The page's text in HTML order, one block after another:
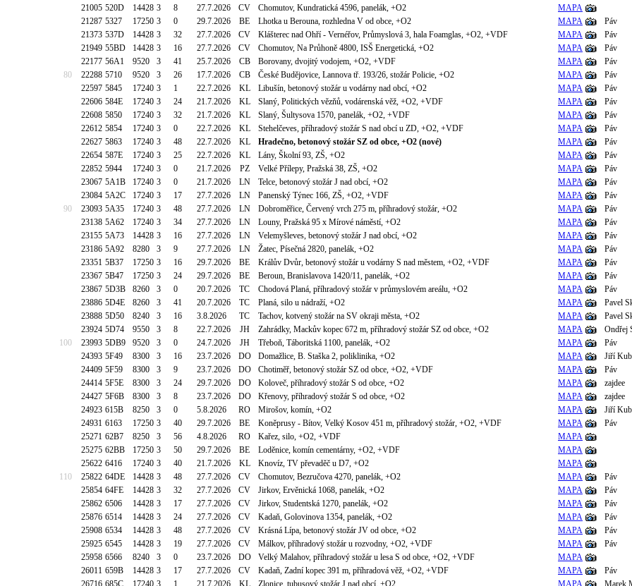
21005 520D 14428 3 8 27.7.2026 CV Chomutov, Kundratická 4596, panelák, +O2
MAPA
21287 5327 17250 3 0 29.7.2026 BE Lhotka u Berouna, rozhledna V od obce, +O2 MAPA
Páv
21373 537D 14428 3 32 27.7.2026 CV Klášterec nad Ohří - Vernéřov, Průmyslová 3, hala Foamglas, +O2, +VDF MAPA
Páv
21949 55BD 14428 3 16 27.7.2026 CV Chomutov, Na Průhoně 4800, ISŠ Energetická, +O2 MAPA
Páv
22177 56A1 9520 3 41 25.7.2026 CB Borovany, dvojitý vodojem, +O2, +VDF MAPA
Páv
80
22288 5710 9520 3 26 17.7.2026 CB České Budějovice, Lannova tř. 193/26, stožár Policie, +O2 MAPA
Páv
22597 5845 17240 3 1 22.7.2026 KL Libušín, betonový stožár u vodárny nad obcí, +O2 MAPA
Páv
22606 584E 17240 3 24 21.7.2026 KL Slaný, Politických vězňů, vodárenská věž, +O2, +VDF MAPA
Páv
22608 5850 17240 3 32 21.7.2026 KL Slaný, Šultysova 1570, panelák, +O2, +VDF MAPA
Páv
22612 5854 17240 3 0 22.7.2026 KL Stehelčeves, příhradový stožár S nad obcí u ZD, +O2, +VDF MAPA
Páv
22627 5863 17240 3 48 22.7.2026 KL Hradečno, betonový stožár SZ od obce, +O2 (nové) MAPA
Páv
22654 587E 17240 3 25 22.7.2026 KL Lány, Školní 93, ZŠ, +O2 MAPA
Páv
22852 5944 17240 3 0 21.7.2026 PZ Velké Přílepy, Pražská 38, ZŠ, +O2 MAPA
Páv
23067 5A1B 17240 3 0 21.7.2026 LN Telce, betonový stožár J nad obcí, +O2 MAPA
Páv
23084 5A2C 17240 3 17 27.7.2026 LN Panenský Týnec 166, ZŠ, +O2, +VDF MAPA
Páv
90
23093 5A35 17240 3 48 27.7.2026 LN Dobroměřice, Červený vrch 275 m, příhradový stožár, +O2 MAPA
Páv
23138 5A62 17240 3 34 27.7.2026 LN Louny, Pražská 95 x Mírové náměstí, +O2 MAPA
Páv
23155 5A73 14428 3 16 27.7.2026 LN Velemyšleves, betonový stožár J nad obcí, +O2 MAPA
Páv
23186 5A92 8280 3 9 27.7.2026 LN Žatec, Písečná 2820, panelák, +O2 MAPA
Páv
23351 5B37 17250 3 16 29.7.2026 BE Králův Dvůr, betonový stožár u vodárny S nad městem, +O2, +VDF MAPA
Páv
23367 5B47 17250 3 24 29.7.2026 BE Beroun, Branislavova 1420/11, panelák, +O2 MAPA
Páv
23867 5D3B 8260 3 0 20.7.2026 TC Chodová Planá, příhradový stožár v průmyslovém areálu, +O2 MAPA
Páv
23886 5D4E 8260 3 41 20.7.2026 TC Planá, silo u nádraží, +O2 MAPA
Pavel
23888 5D50 8240 3 16 3.8.2026 TC Tachov, kotvený stožár na SV okraji města, +O2 MAPA
Pavel
23924 5D74 9550 3 8 22.7.2026 JH Zahrádky, Mackův kopec 672 m, příhradový stožár SZ od obce, +O2 MAPA
Ondřej
100
23993 5DB9 9520 3 0 24.7.2026 JH Třeboň, Táboritská 1100, panelák, +O2 MAPA
Páv
24393 5F49 8300 3 16 23.7.2026 DO Domažlice, B. Staška 2, poliklinika, +O2 MAPA
Jiří
24409 5F59 8300 3 9 23.7.2026 DO Chotiměř, betonový stožár SZ od obce, +O2, +VDF MAPA
Páv
24414 5F5E 8300 3 24 29.7.2026 DO Koloveč, příhradový stožár S od obce, +O2 MAPA
zajdee
24427 5F6B 8300 3 8 23.7.2026 DO Křenovy, příhradový stožár S od obce, +O2 MAPA
zajdee
24923 615B 8250 3 0 5.8.2026 RO Mirošov, komín, +O2 MAPA
Jiří
24931 6163 17250 3 40 29.7.2026 BE Koněprusy - Bítov, Velký Kosov 451 m, příhradový stožár, +O2, +VDF MAPA
Páv
25271 62B7 8250 3 56 4.8.2026 RO Kařez, silo, +O2, +VDF
MAPA
25275 62BB 17250 3 50 29.7.2026 BE Loděnice, komín cementárny, +O2, +VDF
MAPA
25622 6416 17240 3 40 21.7.2026 KL Knovíz, TV převaděč u D7, +O2
MAPA
110
25822 64DE 14428 3 48 27.7.2026 CV Chomutov, Bezručova 4270, panelák, +O2 MAPA
Páv
25854 64FE 14428 3 32 27.7.2026 CV Jirkov, Ervěnická 1068, panelák, +O2 MAPA
Páv
25862 6506 14428 3 17 27.7.2026 CV Jirkov, Studentská 1270, panelák, +O2 MAPA
Páv
25876 6514 14428 3 24 27.7.2026 CV Kadaň, Golovinova 1354, panelák, +O2 MAPA
Páv
25908 6534 14428 3 48 27.7.2026 CV Krásná Lípa, betonový stožár JV od obce, +O2 MAPA
Páv
25925 6545 14428 3 19 27.7.2026 CV Málkov, příhradový stožár u rozvodny, +O2, +VDF MAPA
Páv
25958 6566 8240 3 0 23.7.2026 DO Velký Malahov, příhradový stožár u lesa S od obce, +O2, +VDF
MAPA
26011 659B 14428 3 17 27.7.2026 CV Kadaň, Zadní kopec 391 m, příhradová věž, +O2, +VDF MAPA
Páv
26716 685C 17240 3 1 21.7.2026 KL Zlonice, tubusový stožár J nad obcí, +O2 MAPA
Marek